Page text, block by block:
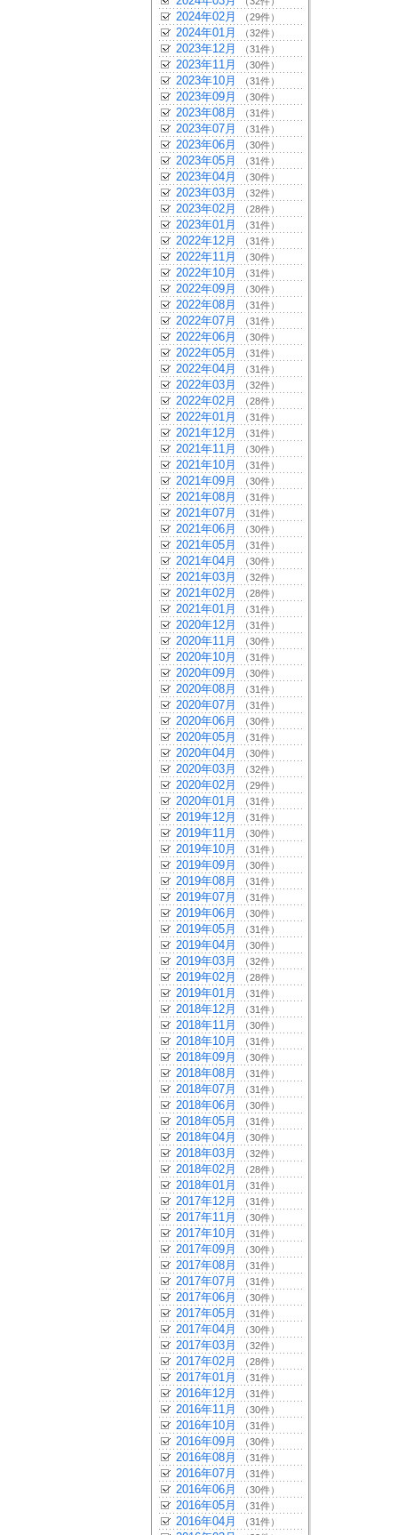
2024年02月 （29件）
2024年01月 （32件）
2023年12月 （31件）
2023年11月 （30件）
2023年10月 （31件）
2023年09月 （30件）
2023年08月 （31件）
2023年07月 （31件）
2023年06月 （30件）
2023年05月 （31件）
2023年04月 （30件）
2023年03月 （32件）
2023年02月 （28件）
2023年01月 （31件）
2022年12月 （31件）
2022年11月 （30件）
2022年10月 （31件）
2022年09月 （30件）
2022年08月 （31件）
2022年07月 （31件）
2022年06月 （30件）
2022年05月 （31件）
2022年04月 （31件）
2022年03月 （32件）
2022年02月 （28件）
2022年01月 （31件）
2021年12月 （31件）
2021年11月 （30件）
2021年10月 （31件）
2021年09月 （30件）
2021年08月 （31件）
2021年07月 （31件）
2021年06月 （30件）
2021年05月 （31件）
2021年04月 （30件）
2021年03月 （32件）
2021年02月 （28件）
2021年01月 （31件）
2020年12月 （31件）
2020年11月 （30件）
2020年10月 （31件）
2020年09月 （30件）
2020年08月 （31件）
2020年07月 （31件）
2020年06月 （30件）
2020年05月 （31件）
2020年04月 （30件）
2020年03月 （32件）
2020年02月 （29件）
2020年01月 （31件）
2019年12月 （31件）
2019年11月 （30件）
2019年10月 （31件）
2019年09月 （30件）
2019年08月 （31件）
2019年07月 （31件）
2019年06月 （30件）
2019年05月 （31件）
2019年04月 （30件）
2019年03月 （32件）
2019年02月 （28件）
2019年01月 （31件）
2018年12月 （31件）
2018年11月 （30件）
2018年10月 （31件）
2018年09月 （30件）
2018年08月 （31件）
2018年07月 （31件）
2018年06月 （30件）
2018年05月 （31件）
2018年04月 （30件）
2018年03月 （32件）
2018年02月 （28件）
2018年01月 （31件）
2017年12月 （31件）
2017年11月 （30件）
2017年10月 （31件）
2017年09月 （30件）
2017年08月 （31件）
2017年07月 （31件）
2017年06月 （30件）
2017年05月 （31件）
2017年04月 （30件）
2017年03月 （32件）
2017年02月 （28件）
2017年01月 （31件）
2016年12月 （31件）
2016年11月 （30件）
2016年10月 （31件）
2016年09月 （30件）
2016年08月 （31件）
2016年07月 （31件）
2016年06月 （30件）
2016年05月 （31件）
2016年04月 （31件）